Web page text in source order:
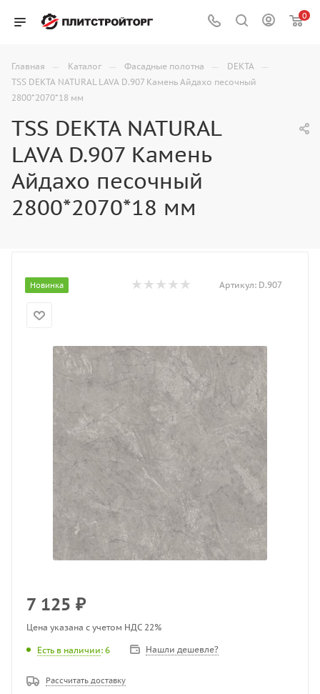
0
Главная — Каталог — Фасадные полотна — DEKTA —
TSS DEKTA NATURAL LAVA D.907 Камень Айдахо песочный
2800*2070*18 мм
TSS DEKTA NATURAL
LAVA D.907 Камень
Айдахо песочный
2800*2070*18 мм
Новинка Артикул: D.907
7 125 ₽
Цена указана с учетом НДС 22%
Есть в наличии: 6 Нашли дешевле?
Рассчитать доставку